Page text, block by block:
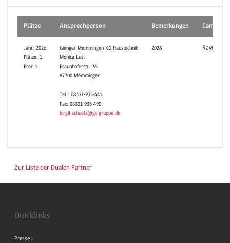
Plätze Ansprechperson Bemerkungen Campus
Jahr: 2026
Plätze: 1
Frei: 1
Gienger Memmingen KG Haustechnik
Monica Lust
Fraunhoferstr. 76
87700 Memmingen
Tel.: 08331-935-441
Fax: 08331-935-490
birgit.schuetz@gc-gruppe.de
2026
Zur Liste der Dualen Partner
Quicklinks
Presse